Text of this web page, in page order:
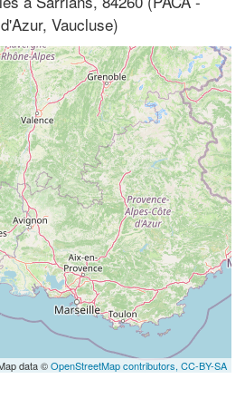
Vaucluse)
data ©OpenStreetMap contributors, CC-BY-SA